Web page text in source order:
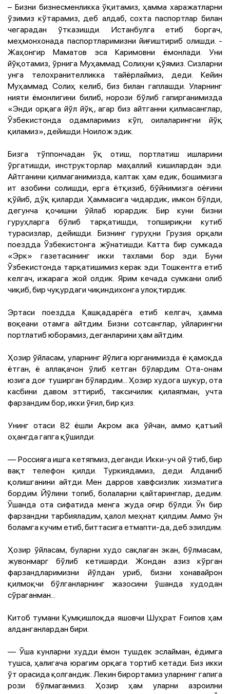
– Бизни бизнесменликка ўқитамиз, ҳамма харажатларни
ўзимиз кўтарамиз, деб алдаб, сохта паспортлар билан
чегарадан ўтказишди. Истанбулга етиб боргач,
меҳмонхонада паспортларимизни йиғиштириб олишди. ­
Жаҳонгир Маматов эса Каримовни ёмонлади. Уни
йўқотамиз, ўрнига Муҳаммад Солиҳни қўямиз. Сизларни
унга телохранителликка тайёрлаймиз, деди. Кейин
Муҳаммад Солиҳ келиб, биз билан гаплашди. Уларнинг
нияти ёмонлигини билиб, норози бўлиб гапирганимизда
«Энди орқага йўл йўқ, агар биз айтганни қилмасанглар,
Ўзбекистонда одамларимиз кўп, оилаларингни йўқ
қиламиз», дейишди. Ноилож эдик.
Бизга тўппончадан ўқ отиш, портлатиш ишларини
ўргатишди, инструкторлар маҳаллий кишилардан эди.
Айтганини қилмаганимизда, калтак ҳам едик, бошимизга
ит азобини солишди, ерга ётқизиб, бўйнимизга оёғини
қўйиб, дўқ қиларди. Ҳаммасига чидардик, имкон бўлди,
дегунча қочишни ўйлаб юрардик. Бир куни бизни
гуруҳларга бўлиб тарқатишди, топшириқни кутиб
турасизлар, дейишди. Бизнинг гуруҳни Грузия орқали
поездда Ўзбекистонга жўнатишди. Катта бир сумкада
«Эрк» газетасининг икки тахлами бор эди. Буни
Ўзбекистонда тарқатишимиз керак эди. Тошкентга етиб
келгач, ижарага жой олдик. Ярим кечада сумкани олиб
чиқиб, бир чуқурдаги чиқиндихонга улоқтирдик.
Эртаси поездда Қашқадарёга етиб келгач, ҳамма
воқеани отамга айтдим. Бизни сотсанглар, уйларингни
портлатиб юборамиз, деганларини ҳам айтдим.
Ҳозир ўйласам, уларнинг йўлига юрганимизда ё қамоқда
ётган, ё аллақачон ўлиб кетган бўлардим. Ота-онам
юзига доғ туширган бўлардим... Ҳозир худога шукур, ота
касбини давом эттириб, таксичилик қилаяпман, учта
фарзандим бор, икки ўғил, бир қиз.
Унинг отаси 82 ёшли Акром ака ўйчан, аммо қатъий
оҳангда гапга қўшилди:
— Россияга ишга кетяпмиз, деганди. Икки-уч ой ўтиб, бир
вақт телефон қилди. Туркиядамиз, деди. Алданиб
қолишганини айтди. Мен дарров хавфсизлик хизматига
бордим. Йўлини топиб, болаларни қайтаринглар, дедим.
Ўшанда ота сифатида менга жуда оғир бўлди. Ўн бир
фарзандни тарбияладим, ҳалол меҳнат қилдим. Аммо ўн
боламга кучим етиб, биттасига етмапти-да, деб эзилдим.
Ҳозир ўйласам, буларни худо сақлаган экан, бўлмасам,
жувонмарг бўлиб кетишарди. Жондан азиз кўрган
фарзандларимизни йўлдан уриб, бизни хонавайрон
қилмоқчи бўлганларнинг жазосини ўшанда худодан
сўраганман...
Китоб тумани Қумқишлоқда яшовчи Шуҳрат Ғоипов ҳам
алданганлардан бири.
— Ўша кунларни худди ёмон тушдек эслайман, ёдимга
тушса, ҳалигача юрагим орқага тортиб кетади. Биз икки
ўт орасида қолгандик. Лекин бирортамиз уларнинг гапига
рози бўлмаганмиз. Ҳозир ҳам уларни азроилни